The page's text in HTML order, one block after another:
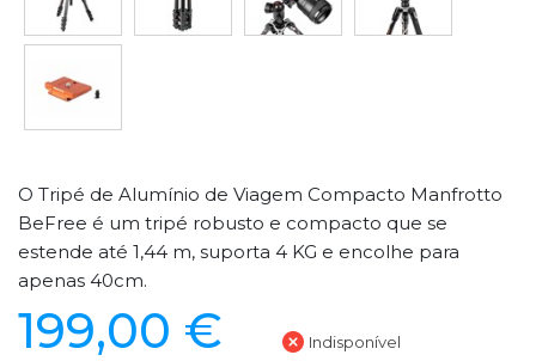
O Tripé de Alumínio de Viagem Compacto Manfrotto
BeFree é um tripé robusto e compacto que se
estende até 1,44 m, suporta 4 KG e encolhe para
apenas 40cm.
199,00 € Indisponível